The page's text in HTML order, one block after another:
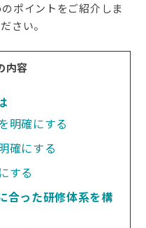
ポイントをご紹介しま
さい。
内容
明確にする
確にする
する
合った研修体系を構